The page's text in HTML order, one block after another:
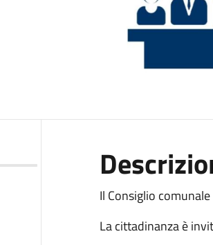
Il Consiglio
La cittadinanza è